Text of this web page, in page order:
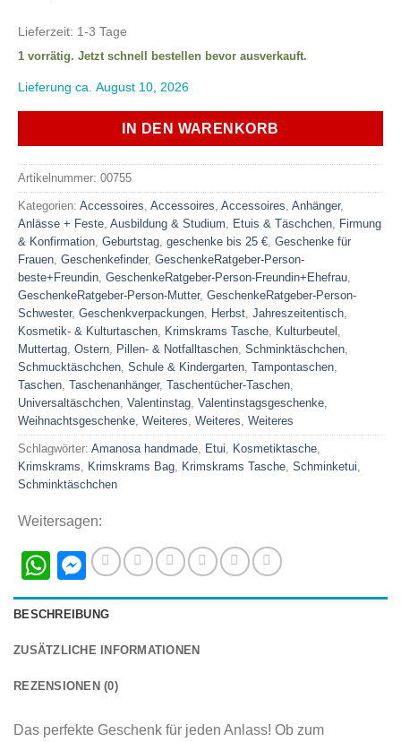
Lieferzeit: 1-3 Tage
1 vorrätig. Jetzt schnell bestellen bevor ausverkauft.
Lieferung ca. August 10, 2026
IN DEN WARENKORB
Artikelnummer: 00755
Kategorien: Accessoires, Accessoires, Accessoires, Anhänger,
Anlässe + Feste, Ausbildung & Studium, Etuis & Täschchen, Firmung
& Konfirmation, Geburtstag, geschenke bis 25 €, Geschenke für
Frauen, Geschenkefinder, GeschenkeRatgeber-Person-
beste+Freundin, GeschenkeRatgeber-Person-Freundin+Ehefrau,
GeschenkeRatgeber-Person-Mutter, GeschenkeRatgeber-Person-
Schwester, Geschenkverpackungen, Herbst, Jahreszeitentisch,
Kosmetik- & Kulturtaschen, Krimskrams Tasche, Kulturbeutel ,
Muttertag, Ostern, Pillen- & Notfalltaschen, Schminktäschchen,
Schmucktäschchen, Schule & Kindergarten, Tampontaschen,
Taschen, Taschenanhänger, Taschentücher-Taschen,
Universaltäschchen, Valentinstag, Valentinstagsgeschenke,
Weihnachtsgeschenke, Weiteres, Weiteres, Weiteres
Schlagwörter: Amanosa handmade, Etui, Kosmetiktasche,
Krimskrams, Krimskrams Bag, Krimskrams Tasche, Schminketui,
Schminktäschchen
Weitersagen:
WhatsApp
Messenger
BESCHREIBUNG
ZUSÄTZLICHE INFORMATIONEN
REZENSIONEN (0)
Das perfekte Geschenk für jeden Anlass! Ob zum